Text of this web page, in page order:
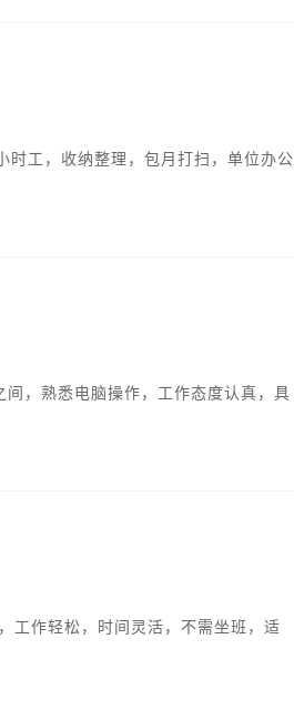
时工，收纳整理，包月打扫，单位办公
，熟悉电脑操作，工作态度认真，具
工作轻松，时间灵活，不需坐班，适